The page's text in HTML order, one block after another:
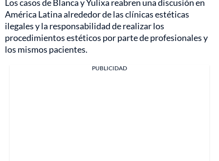
Los casos de Blanca y Yulixa reabren una discusión en
América Latina alrededor de las clínicas estéticas
ilegales y la responsabilidad de realizar los
procedimientos estéticos por parte de profesionales y
los mismos pacientes.
PUBLICIDAD